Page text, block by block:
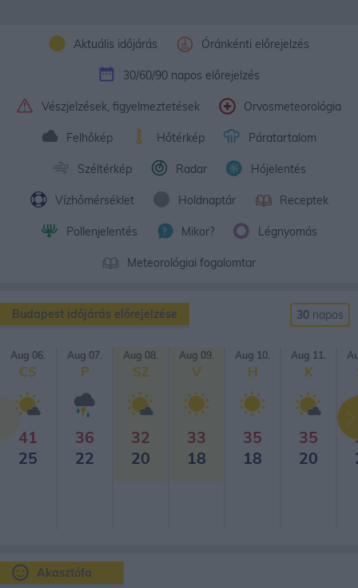
Aktuális időjárás Óránkénti előrejelzés
30/60/90 napos előrejelzés
Vészjelzések, figyelmeztetések Orvosmeteorológia
Felhőkép Hőtérkép Páratartalom
Széltérkép Radar Hójelentés
Vízhőmérséklet Holdnaptár Receptek
Pollenjelentés Mikor? Légnyomás
Meteorológiai fogalomtar
Budapest időjárás előrejelzése 30 napos
Aug 06.
CS
41
25
Aug 07.
P
36
22
Aug 08.
SZ
32
20
Aug 09.
V
33
18
Aug 10.
H
35
18
Aug 11.
K
35
20
Akasztófa